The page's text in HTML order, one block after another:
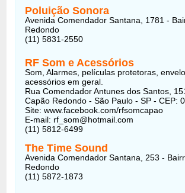
Poluição Sonora
Avenida Comendador Santana, 1781 -
Redondo
(11) 5831-2550
RF Som e Acessórios
Som, Alarmes, películas protetoras,
acessórios em geral.
Rua Comendador Antunes dos Santos,
Capão Redondo - São Paulo - SP - CEP:
Site: www.facebook.com/rfsomcapao
E-mail: rf_som@hotmail.com
(11) 5812-6499
The Time Sound
Avenida Comendador Santana, 253 -
Redondo
(11) 5872-1873